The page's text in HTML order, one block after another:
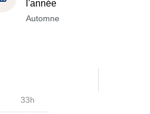
l'année
Automne
33h